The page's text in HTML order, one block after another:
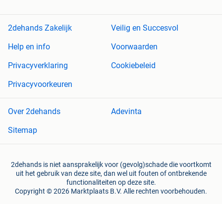
2dehands Zakelijk
Veilig en Succesvol
Help en info
Voorwaarden
Privacyverklaring
Cookiebeleid
Privacyvoorkeuren
Over 2dehands
Adevinta
Sitemap
2dehands is niet aansprakelijk voor (gevolg)schade die voortkomt
uit het gebruik van deze site, dan wel uit fouten of ontbrekende
functionaliteiten op deze site.
Copyright © 2026 Marktplaats B.V. Alle rechten voorbehouden.